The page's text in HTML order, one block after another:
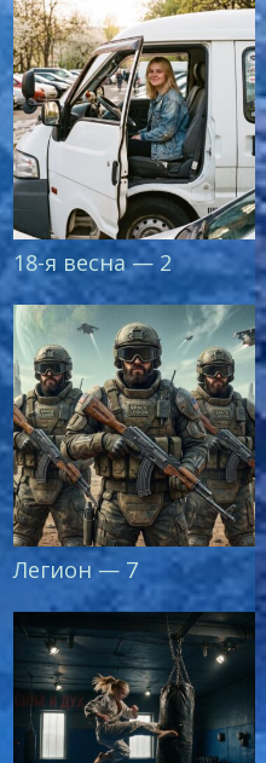
18-я весна — 2
Легион — 7